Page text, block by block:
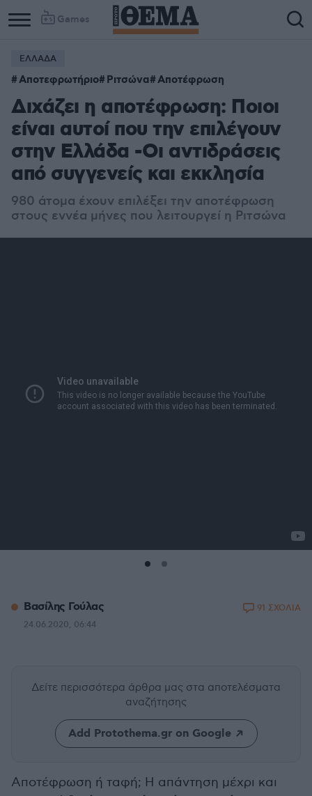
Games
ΕΛΛΑΔΑ
Αποτεφρωτήριο Ριτσώνα Αποτέφρωση
Διχάζει η αποτέφρωση: Ποιοι
είναι αυτοί που την επιλέγουν
στην Ελλάδα -Οι αντιδράσεις
από συγγενείς και εκκλησία
980 άτομα έχουν επιλέξει την αποτέφρωση
στους εννέα μήνες που λειτουργεί η Ριτσώνα
Βασίλης Γούλας
24.06.2020, 06:44
91 ΣΧΟΛΙΑ
Δείτε περισσότερα άρθρα μας στα αποτελέσματα
αναζήτησης
Add Protothema.gr on Google
Αποτέφρωση ή ταφή; Η απάντηση μέχρι και